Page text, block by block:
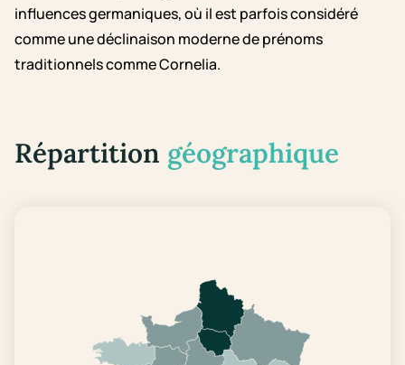
influences germaniques, où il est parfois considéré
comme une déclinaison moderne de prénoms
traditionnels comme Cornelia.
Répartition géographique